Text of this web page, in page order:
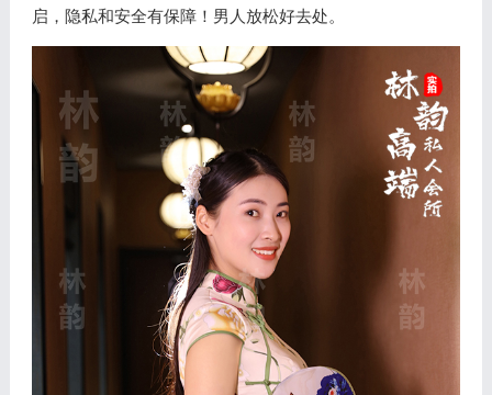
启，隐私和安全有保障！男人放松好去处。